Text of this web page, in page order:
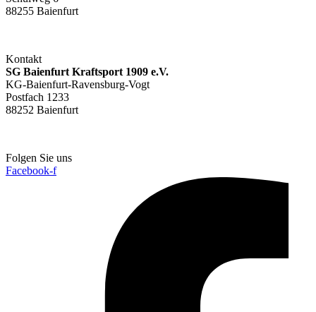
88255 Baienfurt
Kontakt
SG Baienfurt Kraftsport 1909 e.V.
KG-Baienfurt-Ravensburg-Vogt
Postfach 1233
88252 Baienfurt
Folgen Sie uns
Facebook-f